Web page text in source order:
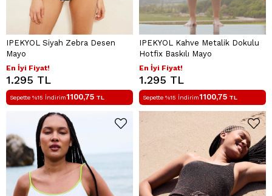
IPEKYOL Siyah Zebra Desen
Mayo
En İyi Fiyat!
1.295 TL
Sepette %15 İndirim1100,75 TL
IPEKYOL Kahve Metalik Dokulu
Hotfix Baskılı Mayo
En İyi Fiyat!
1.295 TL
Sepette %15 İndirim1100,75 TL